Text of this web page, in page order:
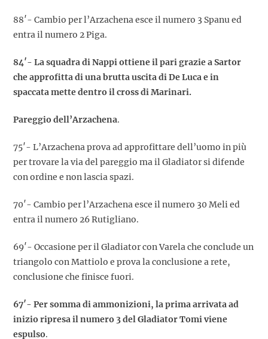
88′- Cambio per l’Arzachena esce il numero 3 Spanu ed
entra il numero 2 Piga.
84′- La squadra di Nappi ottiene il pari grazie a Sartor
che approfitta di una brutta uscita di De Luca e in
spaccata mette dentro il cross di Marinari.
Pareggio dell’Arzachena.
75′- L’Arzachena prova ad approfittare dell’uomo in più
per trovare la via del pareggio ma il Gladiator si difende
con ordine e non lascia spazi.
70′- Cambio per l’Arzachena esce il numero 30 Meli ed
entra il numero 26 Rutigliano.
69′- Occasione per il Gladiator con Varela che conclude un
triangolo con Mattiolo e prova la conclusione a rete,
conclusione che finisce fuori.
67′- Per somma di ammonizioni, la prima arrivata ad
inizio ripresa il numero 3 del Gladiator Tomi viene
espulso.